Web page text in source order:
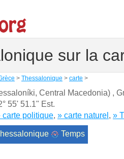
sur la
> Thessalonique > carte >
Central Macedonia) ,
55' 51.1" Est.
carte politique, » carte naturel , »
Temps